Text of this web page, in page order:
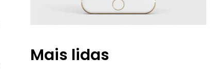
Mais lidas